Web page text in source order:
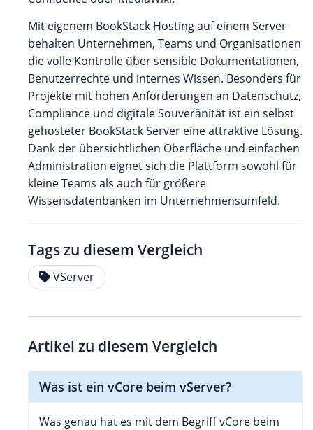
Mit eigenem BookStack Hosting auf einem Server
behalten Unternehmen, Teams und Organisationen
die volle Kontrolle über sensible Dokumentationen,
Benutzerrechte und internes Wissen. Besonders für
Projekte mit hohen Anforderungen an Datenschutz,
Compliance und digitale Souveränität ist ein selbst
gehosteter BookStack Server eine attraktive Lösung.
Dank der übersichtlichen Oberfläche und einfachen
Administration eignet sich die Plattform sowohl für
kleine Teams als auch für größere
Wissensdatenbanken im Unternehmensumfeld.
Tags zu diesem Vergleich
VServer
Artikel zu diesem Vergleich
Was ist ein vCore beim vServer?
Was genau hat es mit dem Begriff vCore beim